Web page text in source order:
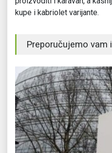
kupe i kabriolet varijante.
Preporučujemo vam